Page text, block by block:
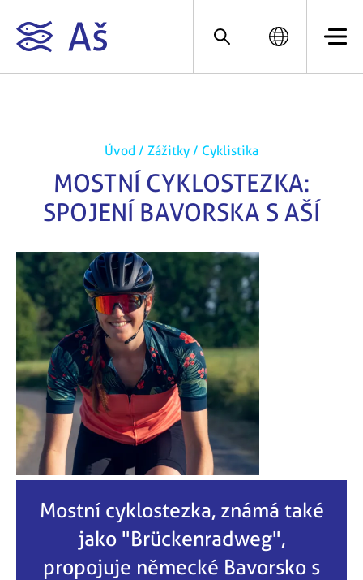
Úvod / Zážitky / Cyklistika
MOSTNÍ CYKLOSTEZKA:
SPOJENÍ BAVORSKA S AŠÍ
Mostní cyklostezka, známá také
jako "Brückenradweg",
propojuje německé Bavorsko s